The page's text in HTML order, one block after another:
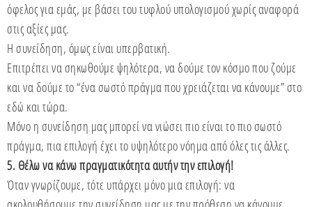
όφελος για εμάς, με βάσει του τυφλού υπολογισμού χωρίς αναφορά
στις αξίες μας.
Η συνείδηση, όμως είναι υπερβατική.
Επιτρέπει να σηκωθούμε ψηλότερα, να δούμε τον κόσμο που ζούμε
και να δούμε το “ένα σωστό πράγμα που χρειάζεται να κάνουμε” στο
εδώ και τώρα.
Μόνο η συνείδηση μας μπορεί να νιώσει πιο είναι το πιο σωστό
πράγμα, πια επιλογή έχει το υψηλότερο νόημα από όλες τις άλλες.
5. Θέλω να κάνω πραγματικότητα αυτήν την επιλογή!
Όταν γνωρίζουμε, τότε υπάρχει μόνο μια επιλογή: να